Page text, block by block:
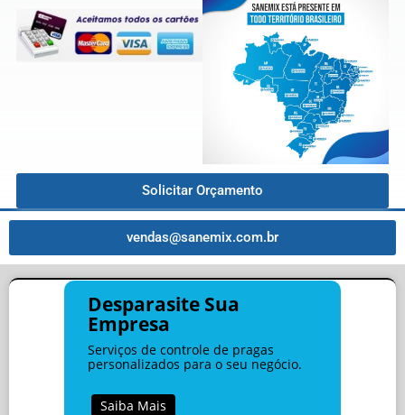
Solicitar Orçamento
vendas@sanemix.com.br
Desparasite Sua
Empresa
Serviços de controle de pragas
personalizados para o seu negócio.
Saiba Mais